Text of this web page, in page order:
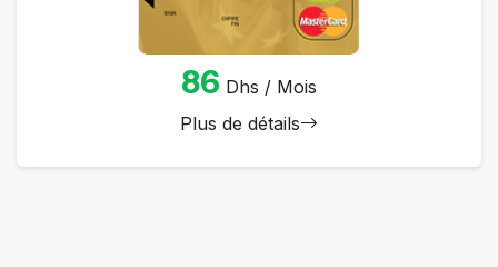
86 Dhs / Mois
Plus de détails